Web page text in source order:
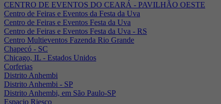
CENTRO DE EVENTOS DO CEARÁ - PAVILHÃO OESTE
Centro de Feiras e Eventos da Festa da Uva
Centro de Feiras e Eventos Festa da Uva
Centro de Feiras e Eventos Festa da Uva - RS
Centro Multieventos Fazenda Rio Grande
Chapecó - SC
Chicago, IL - Estados Unidos
Corferias
Distrito Anhembi
Distrito Anhembi - SP
Distrito Anhembi, em São Paulo-SP
Espacio Riesco